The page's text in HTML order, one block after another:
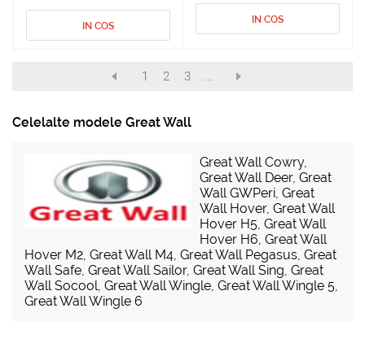
IN COS
IN COS
1 2 3
Celelalte modele Great Wall
Great Wall Cowry,
Great Wall Deer, Great
Wall GWPeri, Great
Wall Hover, Great Wall
Hover H5, Great Wall
Hover H6, Great Wall
Hover M2, Great Wall M4, Great Wall Pegasus, Great
Wall Safe, Great Wall Sailor, Great Wall Sing, Great
Wall Socool, Great Wall Wingle, Great Wall Wingle 5,
Great Wall Wingle 6